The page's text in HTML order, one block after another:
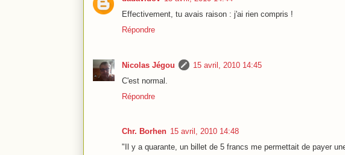
Effectivement, tu avais raison : j'ai rien compris !
Répondre
Nicolas Jégou
15 avril, 2010 14:45
C'est normal.
Répondre
Chr. Borhen 15 avril, 2010 14:48
"Il y a quarante, un billet de 5 francs me permettait de payer